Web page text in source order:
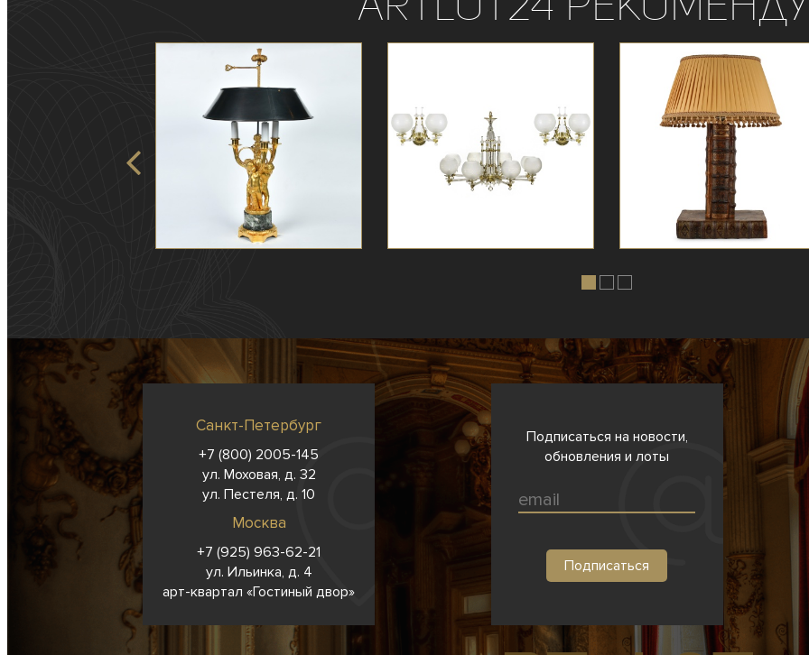
Санкт-Петербург
+7 (800) 2005-145
ул. Моховая, д. 32
ул. Пестеля, д. 10
Москва
+7 (925) 963-62-21
ул. Ильинка, д. 4
арт-квартал «Гостиный двор»
Подписаться на новости,
обновления и лоты